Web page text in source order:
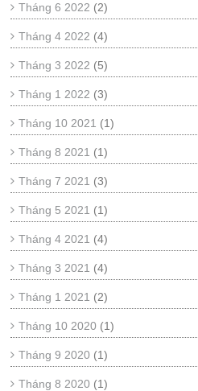
Tháng 6 2022 (2)
Tháng 4 2022 (4)
Tháng 3 2022 (5)
Tháng 1 2022 (3)
Tháng 10 2021 (1)
Tháng 8 2021 (1)
Tháng 7 2021 (3)
Tháng 5 2021 (1)
Tháng 4 2021 (4)
Tháng 3 2021 (4)
Tháng 1 2021 (2)
Tháng 10 2020 (1)
Tháng 9 2020 (1)
Tháng 8 2020 (1)